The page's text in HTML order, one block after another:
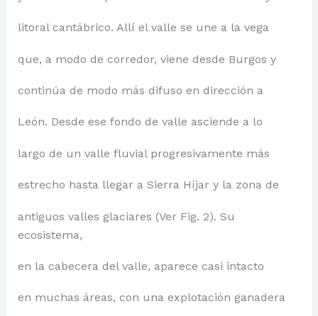
litoral cantábrico. Allí el valle se une a la vega
que, a modo de corredor, viene desde Burgos y
continúa de modo más difuso en dirección a
León. Desde ese fondo de valle asciende a lo
largo de un valle fluvial progresivamente más
estrecho hasta llegar a Sierra Híjar y la zona de
antiguos valles glaciares (Ver Fig. 2). Su
ecosistema,
en la cabecera del valle, aparece casi intacto
en muchas áreas, con una explotación ganadera